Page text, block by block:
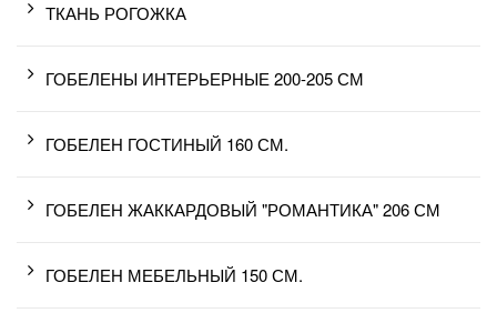
ТКАНЬ РОГОЖКА
ГОБЕЛЕНЫ ИНТЕРЬЕРНЫЕ 200-205 СМ
ГОБЕЛЕН ГОСТИНЫЙ 160 СМ.
ГОБЕЛЕН ЖАККАРДОВЫЙ "РОМАНТИКА" 206 СМ
ГОБЕЛЕН МЕБЕЛЬНЫЙ 150 СМ.